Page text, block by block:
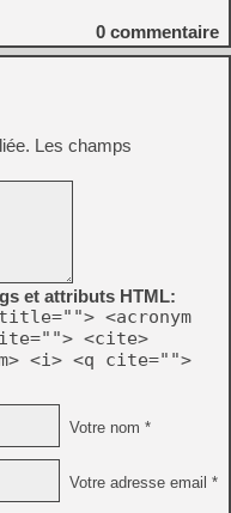
0 commentaire
Les champs
et attributs HTML:
<acronym
<cite>
<i> <q cite="">
Votre nom *
Votre adresse email *